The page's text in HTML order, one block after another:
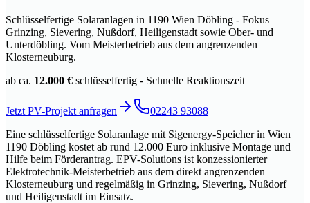
Schlüsselfertige Solaranlagen in 1190 Wien Döbling - Fokus
Grinzing, Sievering, Nußdorf, Heiligenstadt sowie Ober- und
Unterdöbling. Vom Meisterbetrieb aus dem angrenzenden
Klosterneuburg.
ab ca. 12.000 € schlüsselfertig - Schnelle Reaktionszeit
Jetzt PV-Projekt anfragen
02243 93088
Eine schlüsselfertige Solaranlage mit Sigenergy-Speicher in Wien
1190 Döbling kostet ab rund 12.000 Euro inklusive Montage und
Hilfe beim Förderantrag. EPV-Solutions ist konzessionierter
Elektrotechnik-Meisterbetrieb aus dem direkt angrenzenden
Klosterneuburg und regelmäßig in Grinzing, Sievering, Nußdorf
und Heiligenstadt im Einsatz.